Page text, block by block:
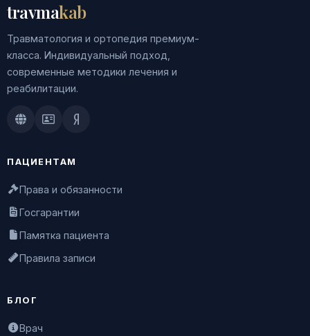
travmakab
Травматология и ортопедия премиум-
класса. Индивидуальный подход,
современные методики лечения и
реабилитации.
Doctu.ruПроДокторов
Яндекс.Здоровье
ПАЦИЕНТАМ
Права и обязанности
Госгарантии
Памятка пациента
Правила записи
БЛОГ
Врач